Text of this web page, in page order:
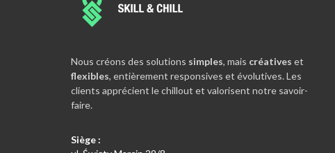
Nous créons des solutions simples, mais créatives et
flexibles, entièrement responsives et évolutives. Les
clients apprécient le chillout et valorisent notre savoir-
faire.
Siège :
satisfaction nous apporte ensuite une grande joie et un
réel accomplissement.